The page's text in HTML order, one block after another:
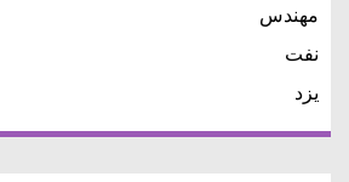
مهندس
نفت
یزد